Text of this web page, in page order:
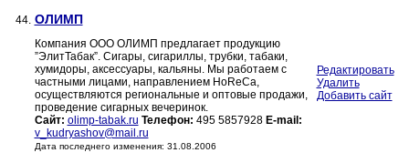
44. ОЛИМП
Компания ООО ОЛИМП предлагает продукцию
”ЭлитТабак”. Сигары, сигариллы, трубки, табаки,
хумидоры, аксессуары, кальяны. Мы работаем с
частными лицами, направлением HoReCa,
осуществляются региональные и оптовые продажи,
проведение сигарных вечеринок.
Сайт: olimp-tabak.ru Телефон: 495 5857928 E-mail:
v_kudryashov@mail.ru
Дата последнего изменения: 31.08.2006
Редактировать
Удалить
Добавить сайт